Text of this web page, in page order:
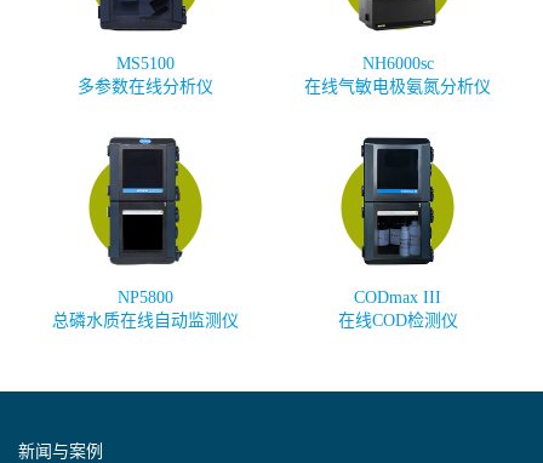
MS5100
多参数在线分析仪
NH6000sc
在线气敏电极氨氮分析仪
NP5800
总磷水质在线自动监测仪
CODmax III
在线COD检测仪
新闻与案例